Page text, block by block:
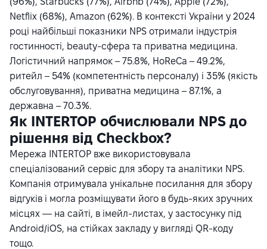
Netflix (68%), Amazon (62%). В контексті України у 2024
році найбільші показники NPS отримали індустрія
гостинності, beauty-сфера та приватна медицина.
Логістичний напрямок – 75.8%, HoReCa – 49.2%,
ритейл – 54% (компетентність персоналу) і 35% (якість
обслуговування), приватна медицина – 87.1%, а
державна – 70.3%.
Як INTERTOP обчислювали NPS до
рішення від Checkbox?
Мережа INTERTOP вже використовувала
спеціалізований сервіс для збору та аналітики NPS.
Компанія отримувала унікальне посилання для збору
відгуків і могла розміщувати його в будь-яких зручних
місцях — на сайті, в імейл-листах, у застосунку під
Android/iOS, на стійках закладу у вигляді QR-коду
тощо.